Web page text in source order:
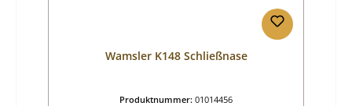
Wamsler K148 Schließnase
Produktnummer: 01014456